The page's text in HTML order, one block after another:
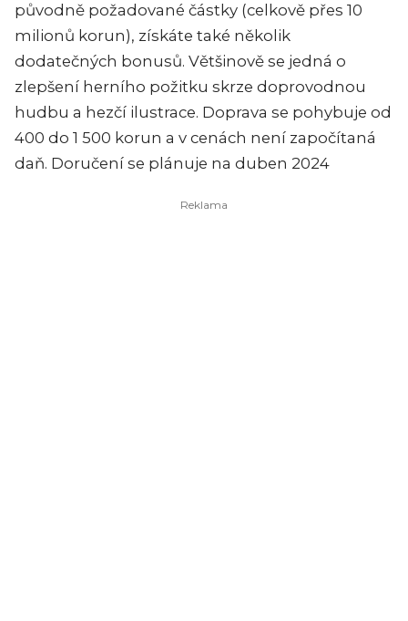
původně požadované částky (celkově přes 10
milionů korun), získáte také několik
dodatečných bonusů. Většinově se jedná o
zlepšení herního požitku skrze doprovodnou
hudbu a hezčí ilustrace. Doprava se pohybuje od
400 do 1 500 korun a v cenách není započítaná
daň. Doručení se plánuje na duben 2024